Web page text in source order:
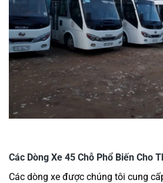
Các Dòng Xe 45 Chỗ Phổ Biến Cho
Các dòng xe được chúng tôi cung